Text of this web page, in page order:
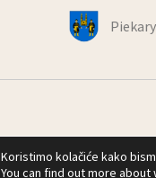
Koristimo kolačiće kako
You can find out more